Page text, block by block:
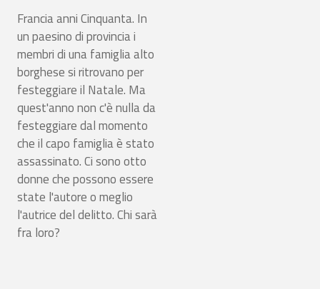
Francia anni Cinquanta. In
un paesino di provincia i
membri di una famiglia alto
borghese si ritrovano per
festeggiare il Natale. Ma
quest'anno non c'è nulla da
festeggiare dal momento
che il capo famiglia è stato
assassinato. Ci sono otto
donne che possono essere
state l'autore o meglio
l'autrice del delitto. Chi sarà
fra loro?